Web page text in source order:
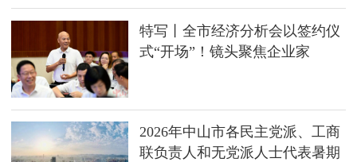
特写丨全市经济分析会以签约仪
式“开场”！镜头聚焦企业家
2026年中山市各民主党派、工商
联负责人和无党派人士代表暑期